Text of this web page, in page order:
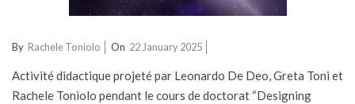
2025-
22
By Rachele Toniolo On 22 January 2025
Activité didactique projeté par Leonardo De Deo, Greta Toni et
Rachele Toniolo pendant le cours de doctorat “Designing